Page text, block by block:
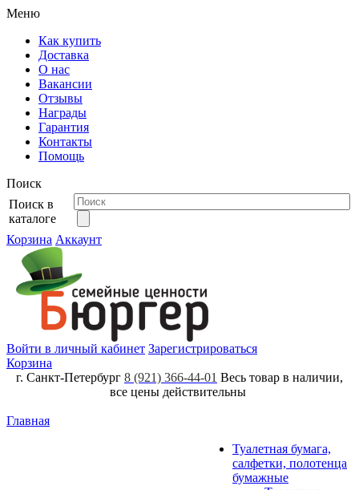
Меню
Как купить
Доставка
О нас
Вакансии
Отзывы
Награды
Гарантия
Контакты
Помощь
Поиск
Поиск в
каталоге
Корзина Аккаунт
Войти в личный кабинет Зарегистрироваться
Корзина
г. Санкт-Петербург 8 (921) 366-44-01 Весь товар в наличии,
все цены действительны
Главная
Туалетная бумага,
салфетки, полотенца
бумажные